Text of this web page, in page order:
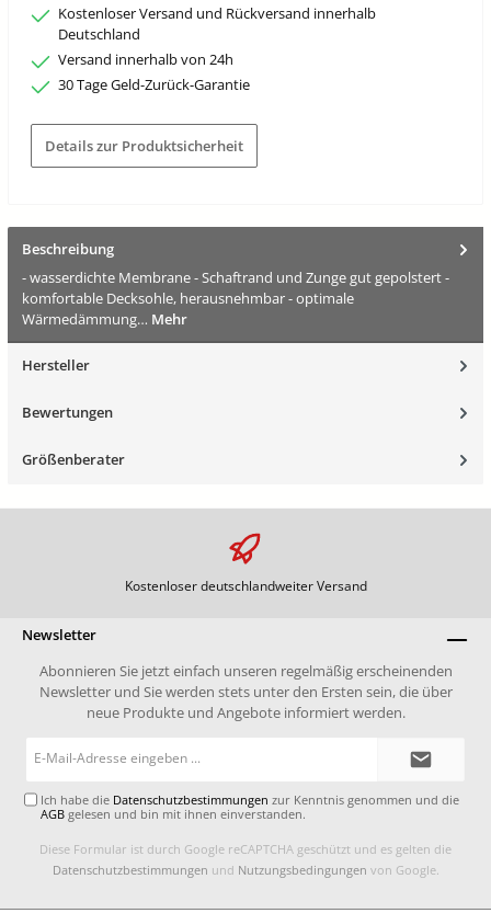
Kostenloser Versand und Rückversand innerhalb
Deutschland
Versand innerhalb von 24h
30 Tage Geld-Zurück-Garantie
Details zur Produktsicherheit
Beschreibung
- wasserdichte Membrane - Schaftrand und Zunge gut gepolstert -
komfortable Decksohle, herausnehmbar - optimale
Wärmedämmung… Mehr
Hersteller
Bewertungen
Größenberater
Kostenloser deutschlandweiter Versand
Newsletter
Abonnieren Sie jetzt einfach unseren regelmäßig erscheinenden
Newsletter und Sie werden stets unter den Ersten sein, die über
neue Produkte und Angebote informiert werden.
Ich habe die Datenschutzbestimmungen zur Kenntnis genommen und die
AGB gelesen und bin mit ihnen einverstanden.
Diese Formular ist durch Google reCAPTCHA geschützt und es gelten die
Datenschutzbestimmungen und Nutzungsbedingungen von Google.